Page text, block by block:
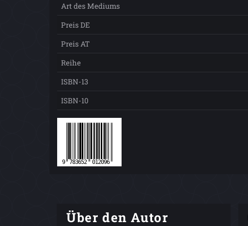
Art des Mediums
Preis DE
Preis AT
Reihe
ISBN-13
ISBN-10
Über den Autor